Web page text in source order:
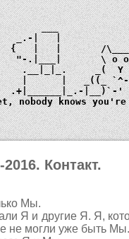
___
_.-|   |
{   |   |
"-.|___|
\ o o
.__|_|_.
|      |   _
.+|______|_.-|__)
nobody knows
Контакт.
Мы.
Я и другие Я. Я,
не могли уже быть Мы.